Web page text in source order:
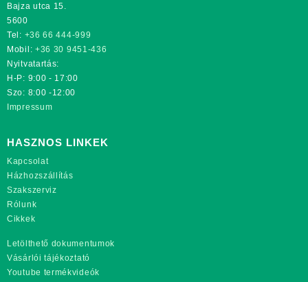
Bajza utca 15.
5600
Tel: +36 66 444-999
Mobil: +36 30 9451-436
Nyitvatartás:
H-P: 9:00 - 17:00
Szo: 8:00 -12:00
Impressum
HASZNOS LINKEK
Kapcsolat
Házhozszállítás
Szakszerviz
Rólunk
Cikkek
Letölthető dokumentumok
Vásárlói tájékoztató
Youtube termékvideók